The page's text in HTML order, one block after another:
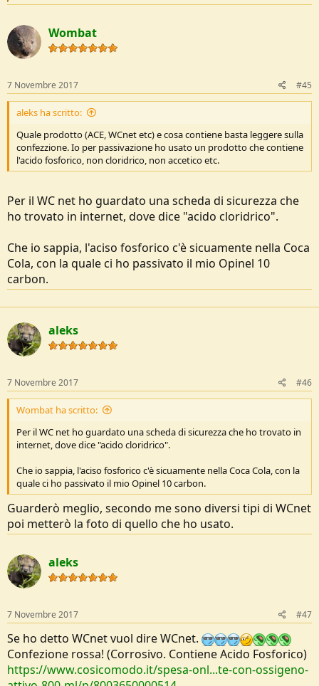
c
t
i
o
s
:
Wombat
7 Novembre 2017 #45
aleks ha scritto:
Quale prodotto (ACE, WCnet etc) e cosa contiene basta leggere sulla
confezzione. Io per passivazione ho usato un prodotto che contiene
l'acido fosforico, non cloridrico, non accetico etc.
Per il WC net ho guardato una scheda di sicurezza che
ho trovato in internet, dove dice "acido cloridrico".
Che io sappia, l'aciso fosforico c'è sicuamente nella Coca
Cola, con la quale ci ho passivato il mio Opinel 10
carbon.
aleks
7 Novembre 2017 #46
Wombat ha scritto:
Per il WC net ho guardato una scheda di sicurezza che ho trovato in
internet, dove dice "acido cloridrico".
Che io sappia, l'aciso fosforico c'è sicuamente nella Coca Cola, con la
quale ci ho passivato il mio Opinel 10 carbon.
Guarderò meglio, secondo me sono diversi tipi di WCnet
poi metterò la foto di quello che ho usato.
aleks
7 Novembre 2017 #47
Se ho detto WCnet vuol dire WCnet.
Confezione rossa! (Corrosivo. Contiene Acido Fosforico)
https://www.cosicomodo.it/spesa-onl...te-con-ossigeno-